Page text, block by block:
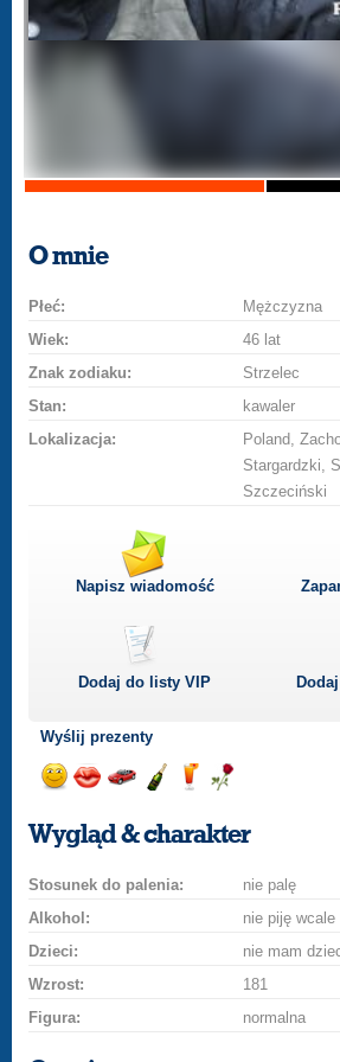
O mnie
Płeć:
Mężczyzna
Wiek:
46 lat
Znak zodiaku:
Strzelec
Stan:
kawaler
Lokalizacja:
Poland,
Stargardzki,
Szczeciński
Napisz wiadomość
Dodaj do listyVIP
Wyślij prezenty
uśmiech
buziakasamochodem
szampana
drinka
różę
Wygląd & charakter
Stosunek do palenia:
nie palę
Alkohol:
nie piję wcale
Dzieci:
nie mam
Wzrost:
181
Figura:
normalna